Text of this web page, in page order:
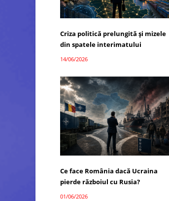
Criza politică prelungită și mizele
din spatele interimatului
14/06/2026
Ce face România dacă Ucraina
pierde războiul cu Rusia?
01/06/2026